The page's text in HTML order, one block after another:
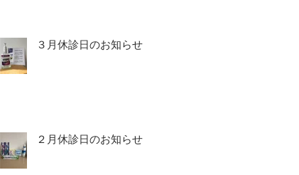
３月休診日のお知らせ
２月休診日のお知らせ